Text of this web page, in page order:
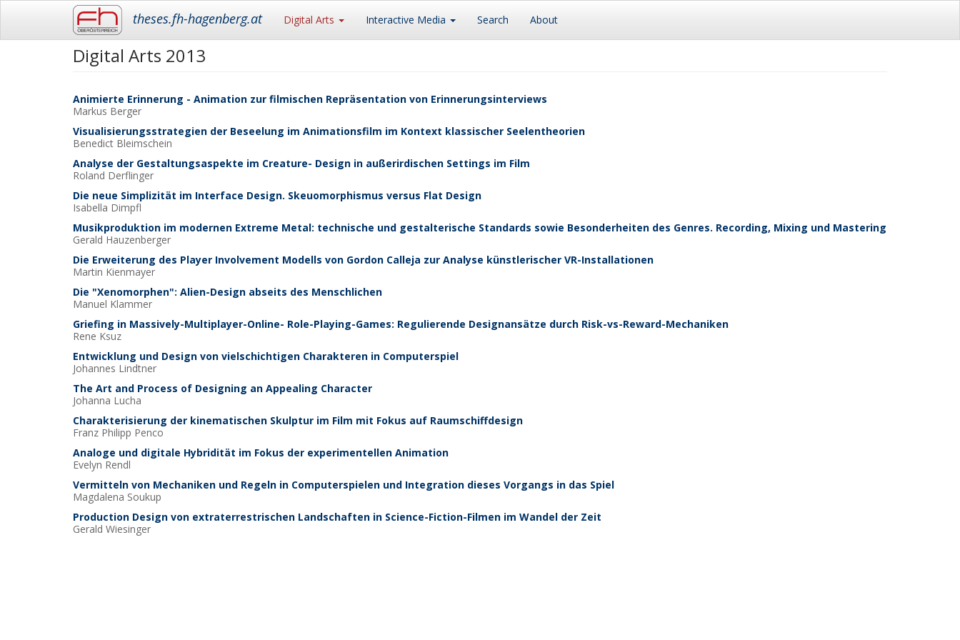
theses.fh-hagenberg.at
Main
navigation
Digital Arts Interactive Media Search About
Digital Arts 2013
Animierte Erinnerung - Animation zur filmischen Repräsentation von Erinnerungsinterviews
Markus Berger
Visualisierungsstrategien der Beseelung im Animationsfilm im Kontext klassischer Seelentheorien
Benedict Bleimschein
Analyse der Gestaltungsaspekte im Creature- Design in außerirdischen Settings im Film
Roland Derflinger
Die neue Simplizität im Interface Design. Skeuomorphismus versus Flat Design
Isabella Dimpfl
Musikproduktion im modernen Extreme Metal: technische und gestalterische Standards sowie Besonderheiten des Genres. Recording, Mixing und Mastering
Gerald Hauzenberger
Die Erweiterung des Player Involvement Modells von Gordon Calleja zur Analyse künstlerischer VR-Installationen
Martin Kienmayer
Die "Xenomorphen": Alien-Design abseits des Menschlichen
Manuel Klammer
Griefing in Massively-Multiplayer-Online- Role-Playing-Games: Regulierende Designansätze durch Risk-vs-Reward-Mechaniken
Rene Ksuz
Entwicklung und Design von vielschichtigen Charakteren in Computerspiel
Johannes Lindtner
The Art and Process of Designing an Appealing Character
Johanna Lucha
Charakterisierung der kinematischen Skulptur im Film mit Fokus auf Raumschiffdesign
Franz Philipp Penco
Analoge und digitale Hybridität im Fokus der experimentellen Animation
Evelyn Rendl
Vermitteln von Mechaniken und Regeln in Computerspielen und Integration dieses Vorgangs in das Spiel
Magdalena Soukup
Production Design von extraterrestrischen Landschaften in Science-Fiction-Filmen im Wandel der Zeit
Gerald Wiesinger